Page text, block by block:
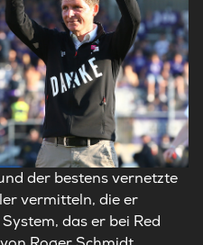
der bestens vernetzte
vermitteln, die er
das er bei Red